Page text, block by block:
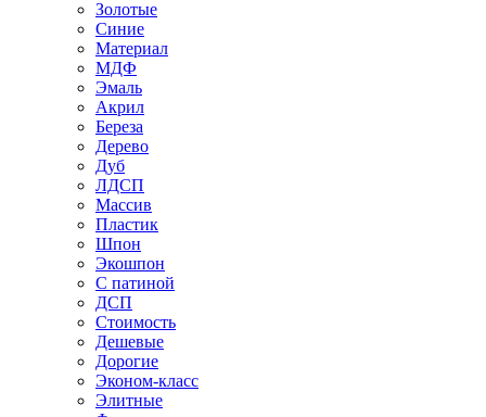
Золотые
Синие
Материал
МДФ
Эмаль
Акрил
Береза
Дерево
Дуб
ЛДСП
Массив
Пластик
Шпон
Экошпон
С патиной
ДСП
Стоимость
Дешевые
Дорогие
Эконом-класс
Элитные